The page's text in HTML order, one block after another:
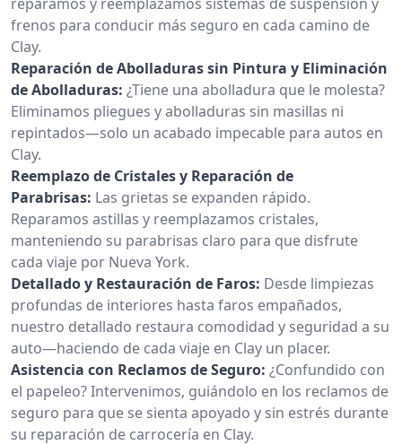
frenos para conducir más seguro en cada camino de
Clay.
Reparación de Abolladuras sin Pintura y Eliminación
de Abolladuras: ¿Tiene una abolladura que le molesta?
Eliminamos pliegues y abolladuras sin masillas ni
repintados—solo un acabado impecable para autos en
Clay.
Reemplazo de Cristales y Reparación de
Parabrisas: Las grietas se expanden rápido.
Reparamos astillas y reemplazamos cristales,
manteniendo su parabrisas claro para que disfrute
cada viaje por Nueva York.
Detallado y Restauración de Faros: Desde limpiezas
profundas de interiores hasta faros empañados,
nuestro detallado restaura comodidad y seguridad a su
auto—haciendo de cada viaje en Clay un placer.
Asistencia con Reclamos de Seguro: ¿Confundido con
el papeleo? Intervenimos, guiándolo en los reclamos de
seguro para que se sienta apoyado y sin estrés durante
su reparación de carrocería en Clay.